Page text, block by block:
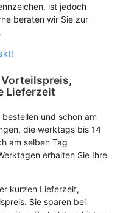
ist jedoch
beraten wir Sie zur
Lieferzeit
und schon am
die werktags bis 14
am selben Tag
erhalten Sie Ihre
kurzen Lieferzeit,
Sie sparen bei